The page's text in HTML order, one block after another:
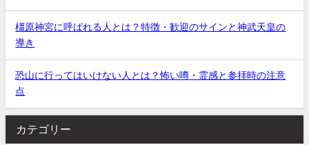
橿原神宮に呼ばれる人とは？特徴・歓迎のサインと神武天皇の
導き
恐山に行ってはいけない人とは？怖い噂・霊感と参拝時の注意
点
カテゴリー